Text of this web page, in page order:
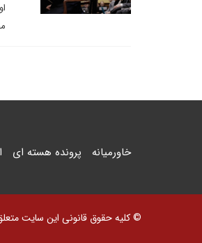
خاورمیانه پرونده هسته ای
© کلیه حقوق قانونی این سایت